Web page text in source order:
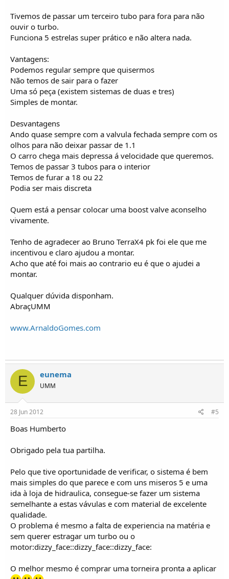
Tivemos de passar um terceiro tubo para fora para não
ouvir o turbo.
Funciona 5 estrelas super prático e não altera nada.
Vantagens:
Podemos regular sempre que quisermos
Não temos de sair para o fazer
Uma só peça (existem sistemas de duas e tres)
Simples de montar.
Desvantagens
Ando quase sempre com a valvula fechada sempre com os
olhos para não deixar passar de 1.1
O carro chega mais depressa á velocidade que queremos.
Temos de passar 3 tubos para o interior
Temos de furar a 18 ou 22
Podia ser mais discreta
Quem está a pensar colocar uma boost valve aconselho
vivamente.
Tenho de agradecer ao Bruno TerraX4 pk foi ele que me
incentivou e claro ajudou a montar.
Acho que até foi mais ao contrario eu é que o ajudei a
montar.
Qualquer dúvida disponham.
AbraçUMM
www.ArnaldoGomes.com
E eunema
UMM
28 Jun 2012 #5
Boas Humberto
Obrigado pela tua partilha.
Pelo que tive oportunidade de verificar, o sistema é bem
mais simples do que parece e com uns miseros 5 e uma
ida à loja de hidraulica, consegue-se fazer um sistema
semelhante a estas vávulas e com material de excelente
qualidade.
O problema é mesmo a falta de experiencia na matéria e
sem querer estragar um turbo ou o
motor:dizzy_face::dizzy_face::dizzy_face:
O melhor mesmo é comprar uma torneira pronta a aplicar